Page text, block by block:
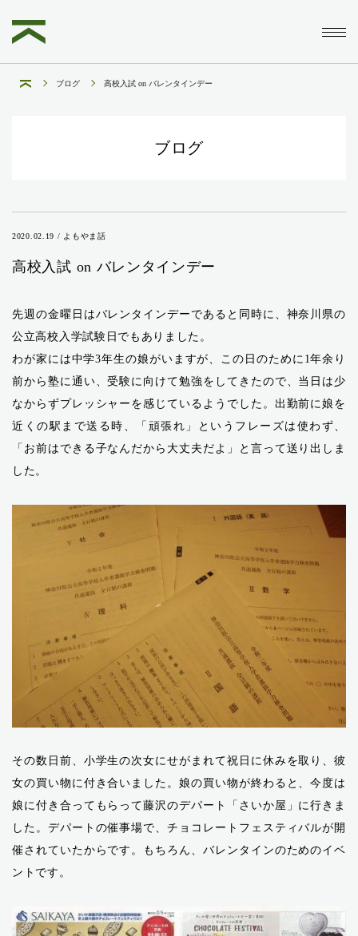
ブログ 高校入試 on バレンタインデー
ブログ
2020.02.19 / よもやま話
高校入試 on バレンタインデー
先週の金曜日はバレンタインデーであると同時に、神奈川県の
公立高校入学試験日でもありました。
わが家には中学3年生の娘がいますが、この日のために1年余り
前から塾に通い、受験に向けて勉強をしてきたので、当日は少
なからずプレッシャーを感じているようでした。出勤前に娘を
近くの駅まで送る時、「頑張れ」というフレーズは使わず、
「お前はできる子なんだから大丈夫だよ」と言って送り出しま
した。
その数日前、小学生の次女にせがまれて祝日に休みを取り、彼
女の買い物に付き合いました。娘の買い物が終わると、今度は
娘に付き合ってもらって藤沢のデパート「さいか屋」に行きま
した。デパートの催事場で、チョコレートフェスティバルが開
催されていたからです。もちろん、バレンタインのためのイベ
ントです。